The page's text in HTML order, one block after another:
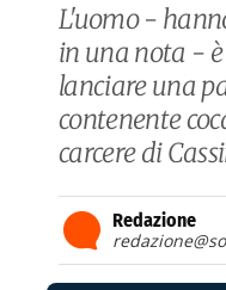
L'uomo -
in una nota -
lanciare una
contenente
carcere di
Redazione